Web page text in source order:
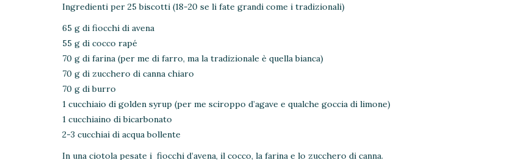
Ingredienti per 25 biscotti (18-20 se li fate grandi come i tradizionali)
65 g di fiocchi di avena
55 g di cocco rapé
70 g di farina (per me di farro, ma la tradizionale è quella bianca)
70 g di zucchero di canna chiaro
70 g di burro
1 cucchiaio di golden syrup (per me sciroppo d’agave e qualche goccia di limone)
1 cucchiaino di bicarbonato
2-3 cucchiai di acqua bollente
In una ciotola pesate i fiocchi d’avena, il cocco, la farina e lo zucchero di canna.